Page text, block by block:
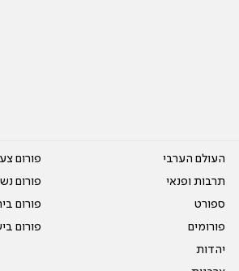
העולם הערבי
תרבות ופנאי
ספורט
פורומים
יהדות
פורום
פורום
פורום
פורום